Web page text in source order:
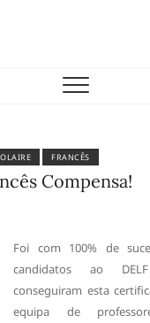
FRANCÊS
Compensa!
Foi com 100% de
candidatos ao
conseguiram esta
equipa de